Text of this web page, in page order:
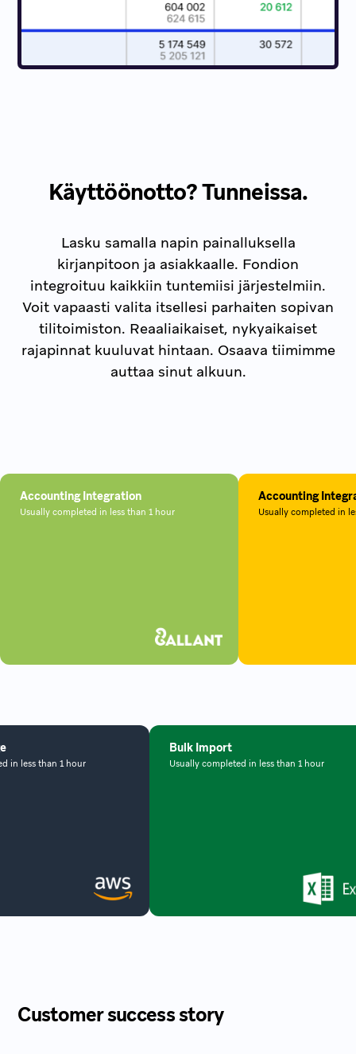
Käyttöönotto? Tunneissa.
Lasku samalla napin painalluksella
kirjanpitoon ja asiakkaalle. Fondion
integroituu kaikkiin tuntemiisi järjestelmiin.
Voit vapaasti valita itsellesi parhaiten sopivan
tilitoimiston. Reaaliaikaiset, nykyaikaiset
rajapinnat kuuluvat hintaan. Osaava tiimimme
auttaa sinut alkuun.
Accounting Integration
Usually completed in less than 1 hour
Accounting
Usually completed in
in less than 1 hour
Bulk Import
Usually completed in less than 1 hour
Customer success story